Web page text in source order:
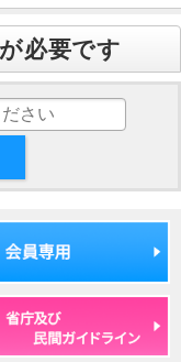
必要です